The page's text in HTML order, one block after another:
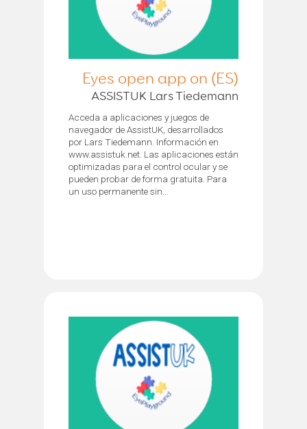
Eyes open app on (ES)
ASSISTUK Lars Tiedemann
Acceda a aplicaciones y juegos de
navegador de AssistUK, desarrollados
por Lars Tiedemann. Información en
www.assistuk.net. Las aplicaciones están
optimizadas para el control ocular y se
pueden probar de forma gratuita. Para
un uso permanente sin...